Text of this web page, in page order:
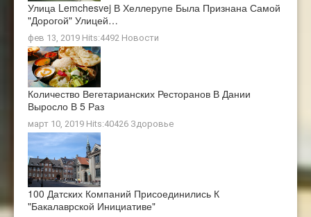
Улица Lemchesvej В Хеллерупе Была Признана Самой
"дорогой" Улицей…
фев 13, 2019 Hits:4492 Новости
Количество Вегетарианских Ресторанов В Дании
Выросло В 5 Раз
март 10, 2019 Hits:40426 Здоровье
100 Датских Компаний Присоединились К
"Бакалаврской Инициативе"